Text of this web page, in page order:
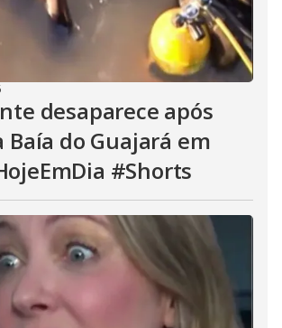
desaparece após
do Guajará em
#Shorts